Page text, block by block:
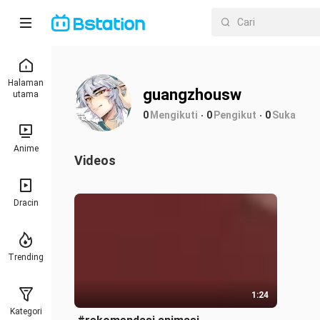
Halaman
utama
Anime
Dracin
Trending
Kategori
guangzhousw
0Mengikuti 0Pengikut 0Suka
Videos
1:24